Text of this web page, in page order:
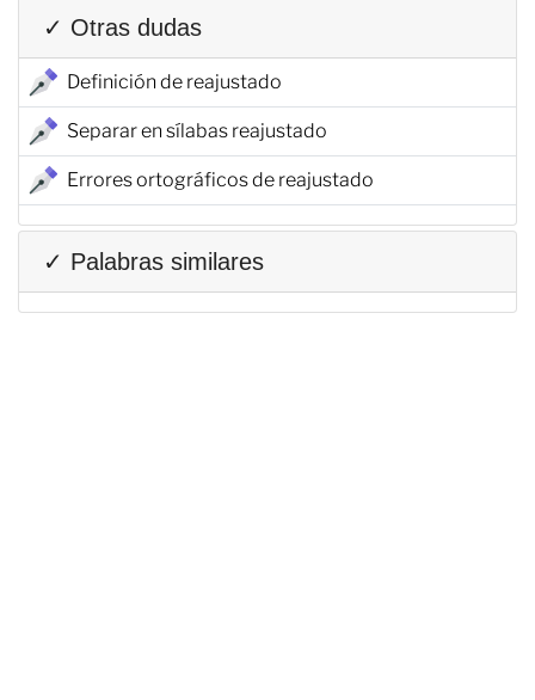
✓ Otras dudas
Definición de reajustado
Separar en sílabas reajustado
Errores ortográficos de reajustado
✓ Palabras similares